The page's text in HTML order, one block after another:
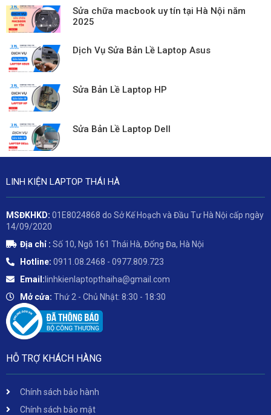
Sửa chữa macbook uy tín tại Hà Nội năm
2025
Dịch Vụ Sửa Bản Lề Laptop Asus
Sửa Bản Lề Laptop HP
Sửa Bản Lề Laptop Dell
LINH KIỆN LAPTOP THÁI HÀ
MSĐKHKD: 01E8024868 do Sở Kế Hoạch và Đầu Tư Hà Nội cấp ngày
14/09/2020
Địa chỉ : Số 10, Ngõ 161 Thái Hà, Đống Đa, Hà Nội
Hotline: 0911.08.2468 - 0977.809.723
Email: linhkienlaptopthaiha@gmail.com
Mở cửa: Thứ 2 - Chủ Nhật: 8:30 - 18:30
HỖ TRỢ KHÁCH HÀNG
Chính sách bảo hành
Chính sách bảo mật